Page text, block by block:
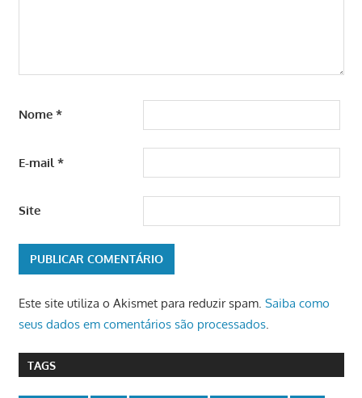
Nome *
E-mail *
Site
Este site utiliza o Akismet para reduzir spam. Saiba como
seus dados em comentários são processados.
TAGS